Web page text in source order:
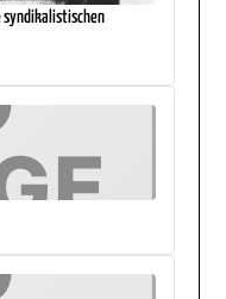
syndikalistischen